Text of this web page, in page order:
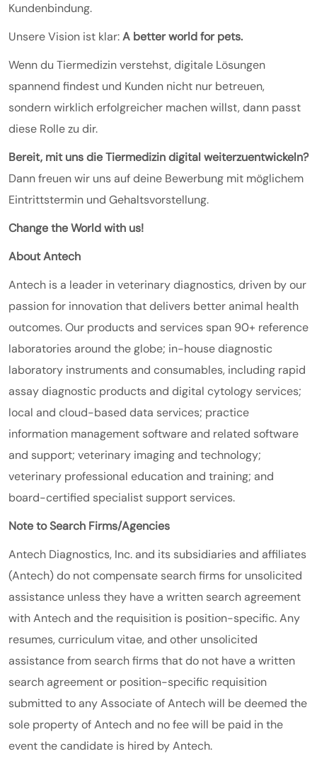
Kundenbindung.
Unsere Vision ist klar:A better world for pets.
Wenn du Tiermedizin verstehst, digitale Lösungen
spannend findest und Kunden nicht nur betreuen,
sondern wirklich erfolgreicher machen willst, dann passt
diese Rolle zu dir.
Bereit, mit uns die Tiermedizin digital weiterzuentwickeln?
Dann freuen wir uns auf deine Bewerbung mit möglichem
Eintrittstermin und Gehaltsvorstellung.
Change the World with us!
About Antech
Antech is a leader in veterinary diagnostics, driven by our
passion for innovation that delivers better animal health
outcomes. Our products and services span 90+ reference
laboratories around the globe; in-house diagnostic
laboratory instruments and consumables, including rapid
assay diagnostic products and digital cytology services;
local and cloud-based data services; practice
information management software and related software
and support; veterinary imaging and technology;
veterinary professional education and training; and
board-certified specialist support services.
Note to Search Firms/Agencies
Antech Diagnostics, Inc. and its subsidiaries and affiliates
(Antech) do not compensate search firms for unsolicited
assistance unless they have a written search agreement
with Antech and the requisition is position-specific. Any
resumes, curriculum vitae, and other unsolicited
assistance from search firms that do not have a written
search agreement or position-specific requisition
submitted to any Associate of Antech will be deemed the
sole property of Antech and no fee will be paid in the
event the candidate is hired by Antech.